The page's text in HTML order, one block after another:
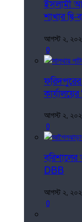
ইসলামী
শাখার
আগস্ট ২,
0
ফরিদপুরের
আগস্ট ২,
0
DBB
আগস্ট ২,
0